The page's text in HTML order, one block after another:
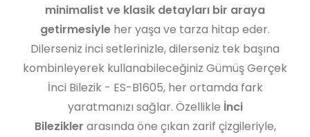
minimalist ve klasik detayları bir araya
getirmesiyle her yaşa ve tarza hitap eder.
Dilerseniz inci setlerinizle, dilerseniz tek başına
kombinleyerek kullanabileceğiniz Gümüş Gerçek
İnci Bilezik - ES-B1605, her ortamda fark
yaratmanızı sağlar. Özellikle İnci
Bilezikler arasında öne çıkan zarif çizgileriyle,